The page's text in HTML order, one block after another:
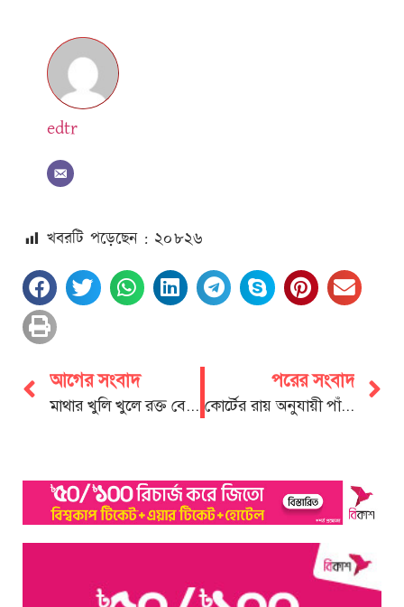
edtr
খবরটি পড়েছেন : ২০৮২৬
আগের সংবাদ
মাথার খুলি খুলে রক্ত বের করা পাবেলকে বাঁচাতে আর্থিক সহায়তা প্রয়োজন
পরের সংবাদ
কোর্টের রায় অনুযায়ী পাঁচ বছর মেয়রের দায়িত্বে থাকা আমার অধিকার: ডা. শাহাদাত